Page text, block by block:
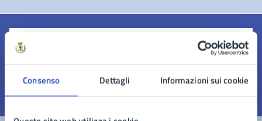
Consenso Dettagli Informazioni sui cookie
Quanto sono chiare le informazioni su questa
pagina?
Valuta 4 stelle su 5
Valuta 3 stelle su 5
Valuta 2 stelle su 5
Valuta 1 stelle su 5